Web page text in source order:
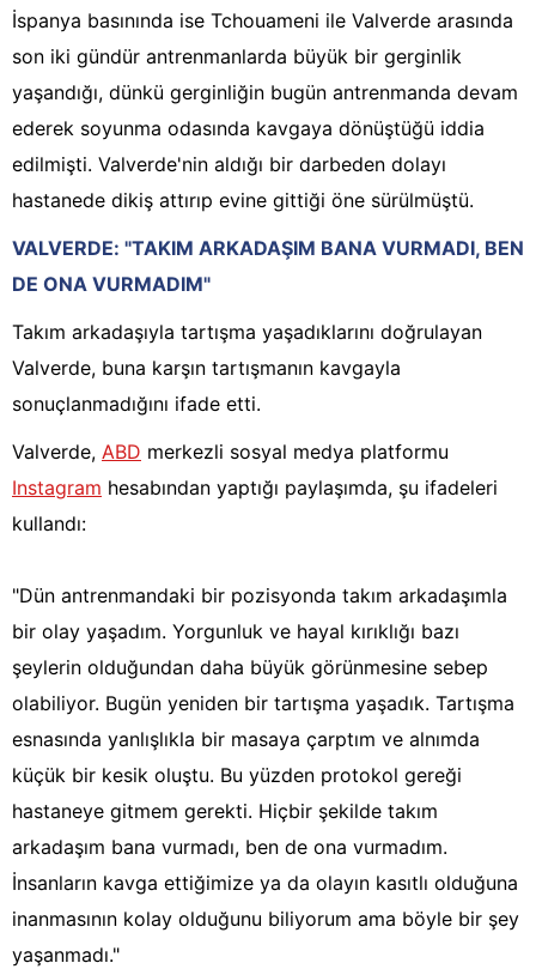
İspanya basınında ise Tchouameni ile Valverde arasında
son iki gündür antrenmanlarda büyük bir gerginlik
yaşandığı, dünkü gerginliğin bugün antrenmanda devam
ederek soyunma odasında kavgaya dönüştüğü iddia
edilmişti. Valverde'nin aldığı bir darbeden dolayı
hastanede dikiş attırıp evine gittiği öne sürülmüştü.
VALVERDE: "TAKIM ARKADAŞIM BANA VURMADI, BEN
DE ONA VURMADIM"
Takım arkadaşıyla tartışma yaşadıklarını doğrulayan
Valverde, buna karşın tartışmanın kavgayla
sonuçlanmadığını ifade etti.
Valverde, ABD merkezli sosyal medya platformu
Instagram hesabından yaptığı paylaşımda, şu ifadeleri
kullandı:
"Dün antrenmandaki bir pozisyonda takım arkadaşımla
bir olay yaşadım. Yorgunluk ve hayal kırıklığı bazı
şeylerin olduğundan daha büyük görünmesine sebep
olabiliyor. Bugün yeniden bir tartışma yaşadık. Tartışma
esnasında yanlışlıkla bir masaya çarptım ve alnımda
küçük bir kesik oluştu. Bu yüzden protokol gereği
hastaneye gitmem gerekti. Hiçbir şekilde takım
arkadaşım bana vurmadı, ben de ona vurmadım.
İnsanların kavga ettiğimize ya da olayın kasıtlı olduğuna
inanmasının kolay olduğunu biliyorum ama böyle bir şey
yaşanmadı."